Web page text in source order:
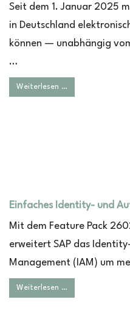
Seit dem 1. Januar 2025
in Deutschland
können — unabhängig
…
Weiterlesen …
Einfaches Identity- und
Mit dem Feature Pack
erweitert SAP das
Management (IAM) um
Weiterlesen …